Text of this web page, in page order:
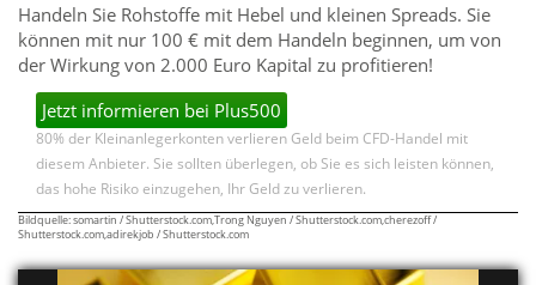
Handeln Sie Rohstoffe mit Hebel und kleinen Spreads. Sie
können mit nur 100 € mit dem Handeln beginnen, um von
der Wirkung von 2.000 Euro Kapital zu profitieren!
Jetzt informieren bei Plus500
80% der Kleinanlegerkonten verlieren Geld beim CFD-Handel mit
diesem Anbieter. Sie sollten überlegen, ob Sie es sich leisten können,
das hohe Risiko einzugehen, Ihr Geld zu verlieren.
Bildquelle: somartin / Shutterstock.com,Trong Nguyen / Shutterstock.com,cherezoff /
Shutterstock.com,adirekjob / Shutterstock.com